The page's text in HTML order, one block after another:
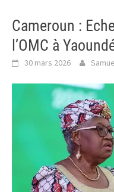
Cameroun :
l’OMC à
30 mars 2026